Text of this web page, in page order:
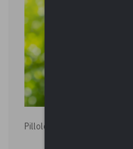
Pillole ambientali | 2026